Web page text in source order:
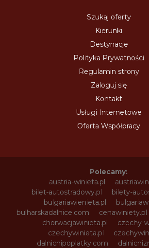
Szukaj oferty
Kierunki
Destynacje
Polityka Prywatności
Regulamin strony
Zaloguj się
Kontakt
Usługi Internetowe
Oferta Współpracy
Polecamy:
austria-winieta.pl
bilet-autostradowy.pl
bilety-
bulgariawienieta.pl
bulharskadalnice.com
cenawiniety.pl
chorwacjawinieta.pl
czechy-
czechywinieta.pl
dalnicnipoplatky.com